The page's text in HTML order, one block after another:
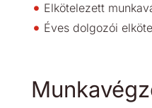
Elkötelezett
Éves dolgozói